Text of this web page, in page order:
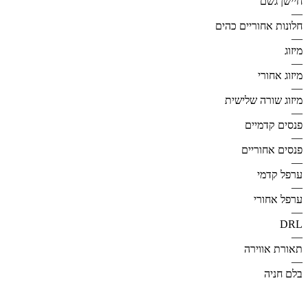
—
חלונות אחוריים כהים
—
מיזוג
—
מיזוג אחורי
—
מיזוג שורה שלישית
—
פנסים קדמיים
—
פנסים אחוריים
—
ערפל קדמי
—
ערפל אחורי
—
DRL
—
תאורת אווירה
—
בלם חניה